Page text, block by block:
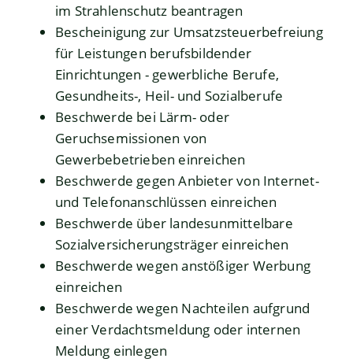
im Strahlenschutz beantragen
Bescheinigung zur Umsatzsteuerbefreiung
für Leistungen berufsbildender
Einrichtungen - gewerbliche Berufe,
Gesundheits-, Heil- und Sozialberufe
Beschwerde bei Lärm- oder
Geruchsemissionen von
Gewerbebetrieben einreichen
Beschwerde gegen Anbieter von Internet-
und Telefonanschlüssen einreichen
Beschwerde über landesunmittelbare
Sozialversicherungsträger einreichen
Beschwerde wegen anstößiger Werbung
einreichen
Beschwerde wegen Nachteilen aufgrund
einer Verdachtsmeldung oder internen
Meldung einlegen